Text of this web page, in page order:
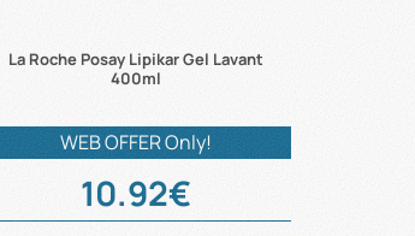
La Roche Posay Lipikar Gel Lavant
400ml
WEB OFFER Only!
10.92€